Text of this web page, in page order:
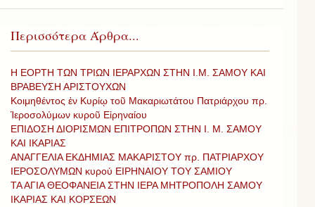
Περισσότερα Άρθρα...
Η ΕΟΡΤΗ ΤΩΝ ΤΡΙΩΝ ΙΕΡΑΡΧΩΝ ΣΤΗΝ Ι.Μ. ΣΑΜΟΥ ΚΑΙ
ΒΡΑΒΕΥΣΗ ΑΡΙΣΤΟΥΧΩΝ
Κοιμηθέντος ἐν Κυρίῳ τοῦ Μακαριωτάτου Πατριάρχου πρ.
Ἱεροσολύμων κυροῦ Εἰρηναίου
ΕΠΙΔΟΣΗ ΔΙΟΡΙΣΜΩΝ ΕΠΙΤΡΟΠΩΝ ΣΤΗΝ Ι. Μ. ΣΑΜΟΥ
ΚΑΙ ΙΚΑΡΙΑΣ
ΑΝΑΓΓΕΛΙΑ ΕΚΔΗΜΙΑΣ ΜΑΚΑΡΙΣΤΟΥ πρ. ΠΑΤΡΙΑΡΧΟΥ
ΙΕΡΟΣΟΛΥΜΩΝ κυρού ΕΙΡΗΝΑΙΟΥ ΤΟΥ ΣΑΜΙΟΥ
ΤΑ ΑΓΙΑ ΘΕΟΦΑΝΕΙΑ ΣΤΗΝ ΙΕΡΑ ΜΗΤΡΟΠΟΛΗ ΣΑΜΟΥ
ΙΚΑΡΙΑΣ ΚΑΙ ΚΟΡΣΕΩΝ